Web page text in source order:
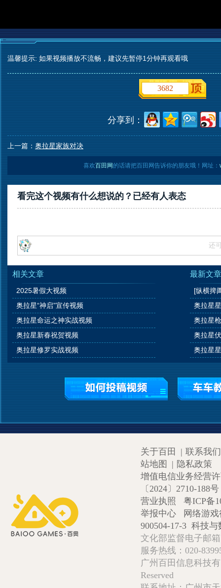
温馨提示: 如果视频播放不流畅，建议先暂停1分钟再观看哦
3682
分享到：
上一篇： 奥拉星家族对决
喜欢百田网 的话请把百田网告诉你的朋友哦！网址：
看完这个视频有什么想说的？已经有人表态
还
相关文章
2025暑假大视频
奥拉星“神启”宣传视频
奥拉星命运之神实战视频
奥拉星新春祝贺视频
奥拉星修罗实战视频
最新文章
[纵横捭
奥拉星
奥拉星
奥拉星
奥拉星
关于百田 | 联系我们
站地图
| 隐私政策
增值电信业务经营
〔2024〕2710-188号
营业执照
粤ICP备
举报中心
网络游
900504-17-3 科技与
文化部监督电子邮
服务热线：020-
广州百田信息科技
Reserved